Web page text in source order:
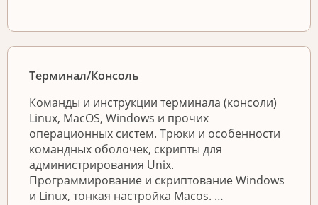
Терминал/Консоль
Команды и инструкции терминала (консоли)
Linux, MacOS, Windows и прочих
операционных систем. Трюки и особенности
командных оболочек, скрипты для
администрирования Unix.
Программирование и скриптование Windows
и Linux, тонкая настройка Macos. …